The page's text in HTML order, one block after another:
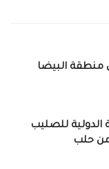
منطقة البيضا
الدولية للصليب
من حلب